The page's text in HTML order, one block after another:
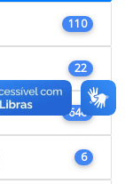
110
22
646
6